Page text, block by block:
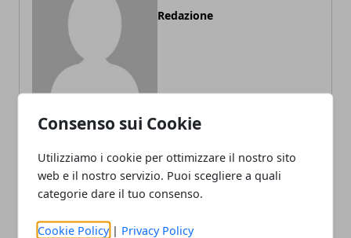
Consenso sui Cookie
Utilizziamo i cookie per ottimizzare il nostro sito
web e il nostro servizio. Puoi scegliere a quali
categorie dare il tuo consenso.
Cookie Policy | Privacy Policy
Redazione
ARTICOLI CORRELATI